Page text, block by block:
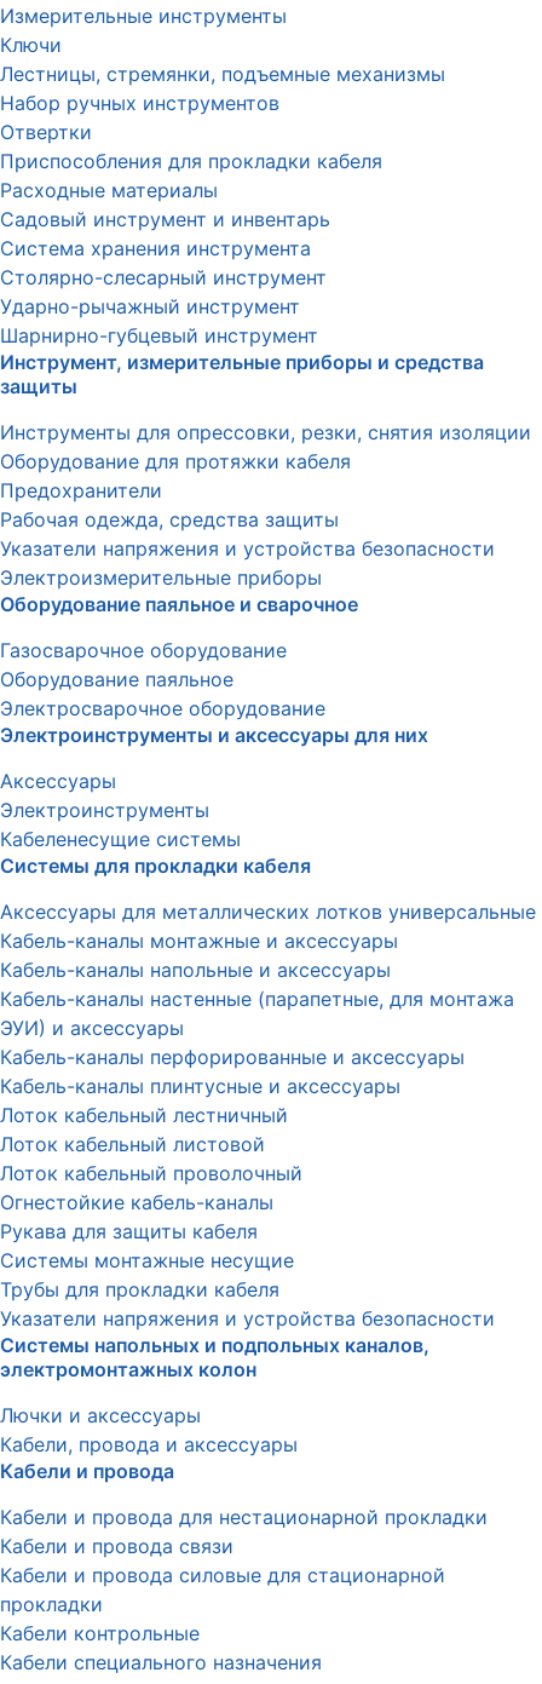
Измерительные инструменты
Ключи
Лестницы, стремянки, подъемные механизмы
Набор ручных инструментов
Отвертки
Приспособления для прокладки кабеля
Расходные материалы
Садовый инструмент и инвентарь
Система хранения инструмента
Столярно-слесарный инструмент
Ударно-рычажный инструмент
Шарнирно-губцевый инструмент
Инструмент, измерительные приборы и средства
защиты
Инструменты для опрессовки, резки, снятия изоляции
Оборудование для протяжки кабеля
Предохранители
Рабочая одежда, средства защиты
Указатели напряжения и устройства безопасности
Электроизмерительные приборы
Оборудование паяльное и сварочное
Газосварочное оборудование
Оборудование паяльное
Электросварочное оборудование
Электроинструменты и аксессуары для них
Аксессуары
Электроинструменты
Кабеленесущие системы
Системы для прокладки кабеля
Аксессуары для металлических лотков универсальные
Кабель-каналы монтажные и аксессуары
Кабель-каналы напольные и аксессуары
Кабель-каналы настенные (парапетные, для монтажа
ЭУИ) и аксессуары
Кабель-каналы перфорированные и аксессуары
Кабель-каналы плинтусные и аксессуары
Лоток кабельный лестничный
Лоток кабельный листовой
Лоток кабельный проволочный
Огнестойкие кабель-каналы
Рукава для защиты кабеля
Системы монтажные несущие
Трубы для прокладки кабеля
Указатели напряжения и устройства безопасности
Системы напольных и подпольных каналов,
электромонтажных колон
Лючки и аксессуары
Кабели, провода и аксессуары
Кабели и провода
Кабели и провода для нестационарной прокладки
Кабели и провода связи
Кабели и провода силовые для стационарной
прокладки
Кабели контрольные
Кабели специального назначения